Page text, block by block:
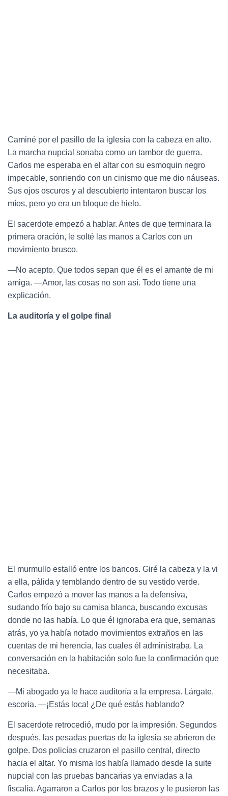
Caminé por el pasillo de la iglesia con la cabeza en alto.
La marcha nupcial sonaba como un tambor de guerra.
Carlos me esperaba en el altar con su esmoquin negro
impecable, sonriendo con un cinismo que me dio náuseas.
Sus ojos oscuros y al descubierto intentaron buscar los
míos, pero yo era un bloque de hielo.
El sacerdote empezó a hablar. Antes de que terminara la
primera oración, le solté las manos a Carlos con un
movimiento brusco.
—No acepto. Que todos sepan que él es el amante de mi
amiga. —Amor, las cosas no son así. Todo tiene una
explicación.
La auditoría y el golpe final
El murmullo estalló entre los bancos. Giré la cabeza y la vi
a ella, pálida y temblando dentro de su vestido verde.
Carlos empezó a mover las manos a la defensiva,
sudando frío bajo su camisa blanca, buscando excusas
donde no las había. Lo que él ignoraba era que, semanas
atrás, yo ya había notado movimientos extraños en las
cuentas de mi herencia, las cuales él administraba. La
conversación en la habitación solo fue la confirmación que
necesitaba.
—Mi abogado ya le hace auditoría a la empresa. Lárgate,
escoria. —¡Estás loca! ¿De qué estás hablando?
El sacerdote retrocedió, mudo por la impresión. Segundos
después, las pesadas puertas de la iglesia se abrieron de
golpe. Dos policías cruzaron el pasillo central, directo
hacia el altar. Yo misma los había llamado desde la suite
nupcial con las pruebas bancarias ya enviadas a la
fiscalía. Agarraron a Carlos por los brazos y le pusieron las